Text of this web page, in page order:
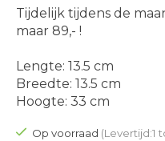
Tijdelijk tijdens de
maar 89,- !
Lengte: 13.5 cm
Breedte: 13.5 cm
Hoogte: 33 cm
Op voorraad (Levertijd:1